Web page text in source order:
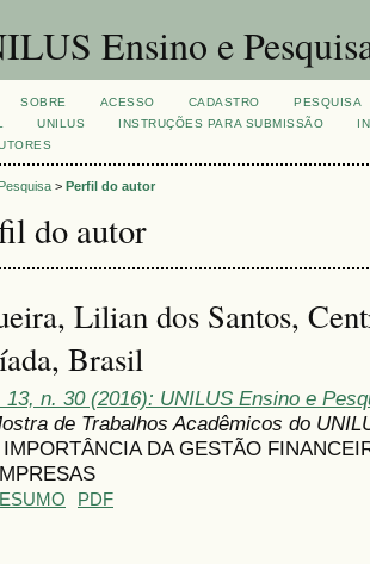
Ensino e
SOBRE ACESSO CADASTRO
PESQUISA
UNILUS INSTRUÇÕES PARA SUBMISSÃO
Pesquisa > Perfil do autor
do autor
Lilian dos Santos,
Brasil
13, n. 30 (2016): UNILUS Ensino e
de Trabalhos Acadêmicos do
IMPORTÂNCIA DA GESTÃO
PDF